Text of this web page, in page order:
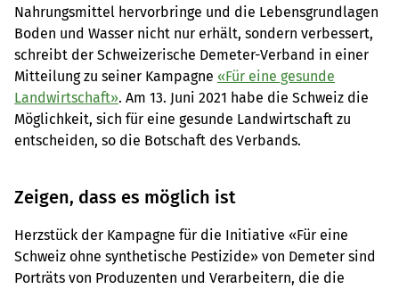
Nahrungsmittel hervorbringe und die Lebensgrundlagen
Boden und Wasser nicht nur erhält, sondern verbessert,
schreibt der Schweizerische Demeter-Verband in einer
Mitteilung zu seiner Kampagne «Für eine gesunde
Landwirtschaft». Am 13. Juni 2021 habe die Schweiz die
Möglichkeit, sich für eine gesunde Landwirtschaft zu
entscheiden, so die Botschaft des Verbands.
Zeigen, dass es möglich ist
Herzstück der Kampagne für die Initiative «Für eine
Schweiz ohne synthetische Pestizide» von Demeter sind
Porträts von Produzenten und Verarbeitern, die die